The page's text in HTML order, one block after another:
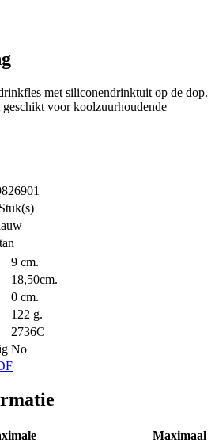
met siliconendrinktuit op de dop.
voor koolzuurhoudende
9 cm.
18,50cm.
0 cm.
122 g.
2736C
No
Maximaal